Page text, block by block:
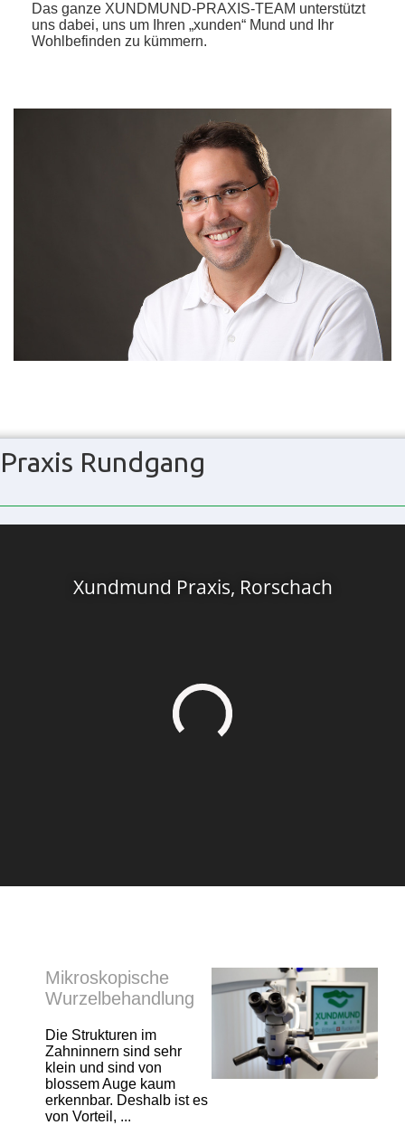
Das ganze XUNDMUND-PRAXIS-TEAM unterstützt
uns dabei, uns um Ihren „xunden“ Mund und Ihr
Wohlbefinden zu kümmern.
Praxis Rundgang
Mikroskopische
Wurzelbehandlung
Die Strukturen im
Zahninnern sind sehr
klein und sind von
blossem Auge kaum
erkennbar. Deshalb ist es
von Vorteil, ...